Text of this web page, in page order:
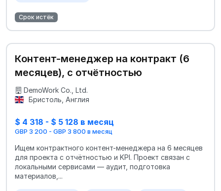
Срок истёк
Контент-менеджер на контракт (6
месяцев), с отчётностью
DemoWork Co., Ltd.
Бристоль, Англия
$ 4 318 - $ 5 128 в месяц
GBP 3 200 - GBP 3 800 в месяц
Ищем контрактного контент-менеджера на 6 месяцев
для проекта с отчётностью и KPI. Проект связан с
локальными сервисами — аудит, подготовка
материалов,...